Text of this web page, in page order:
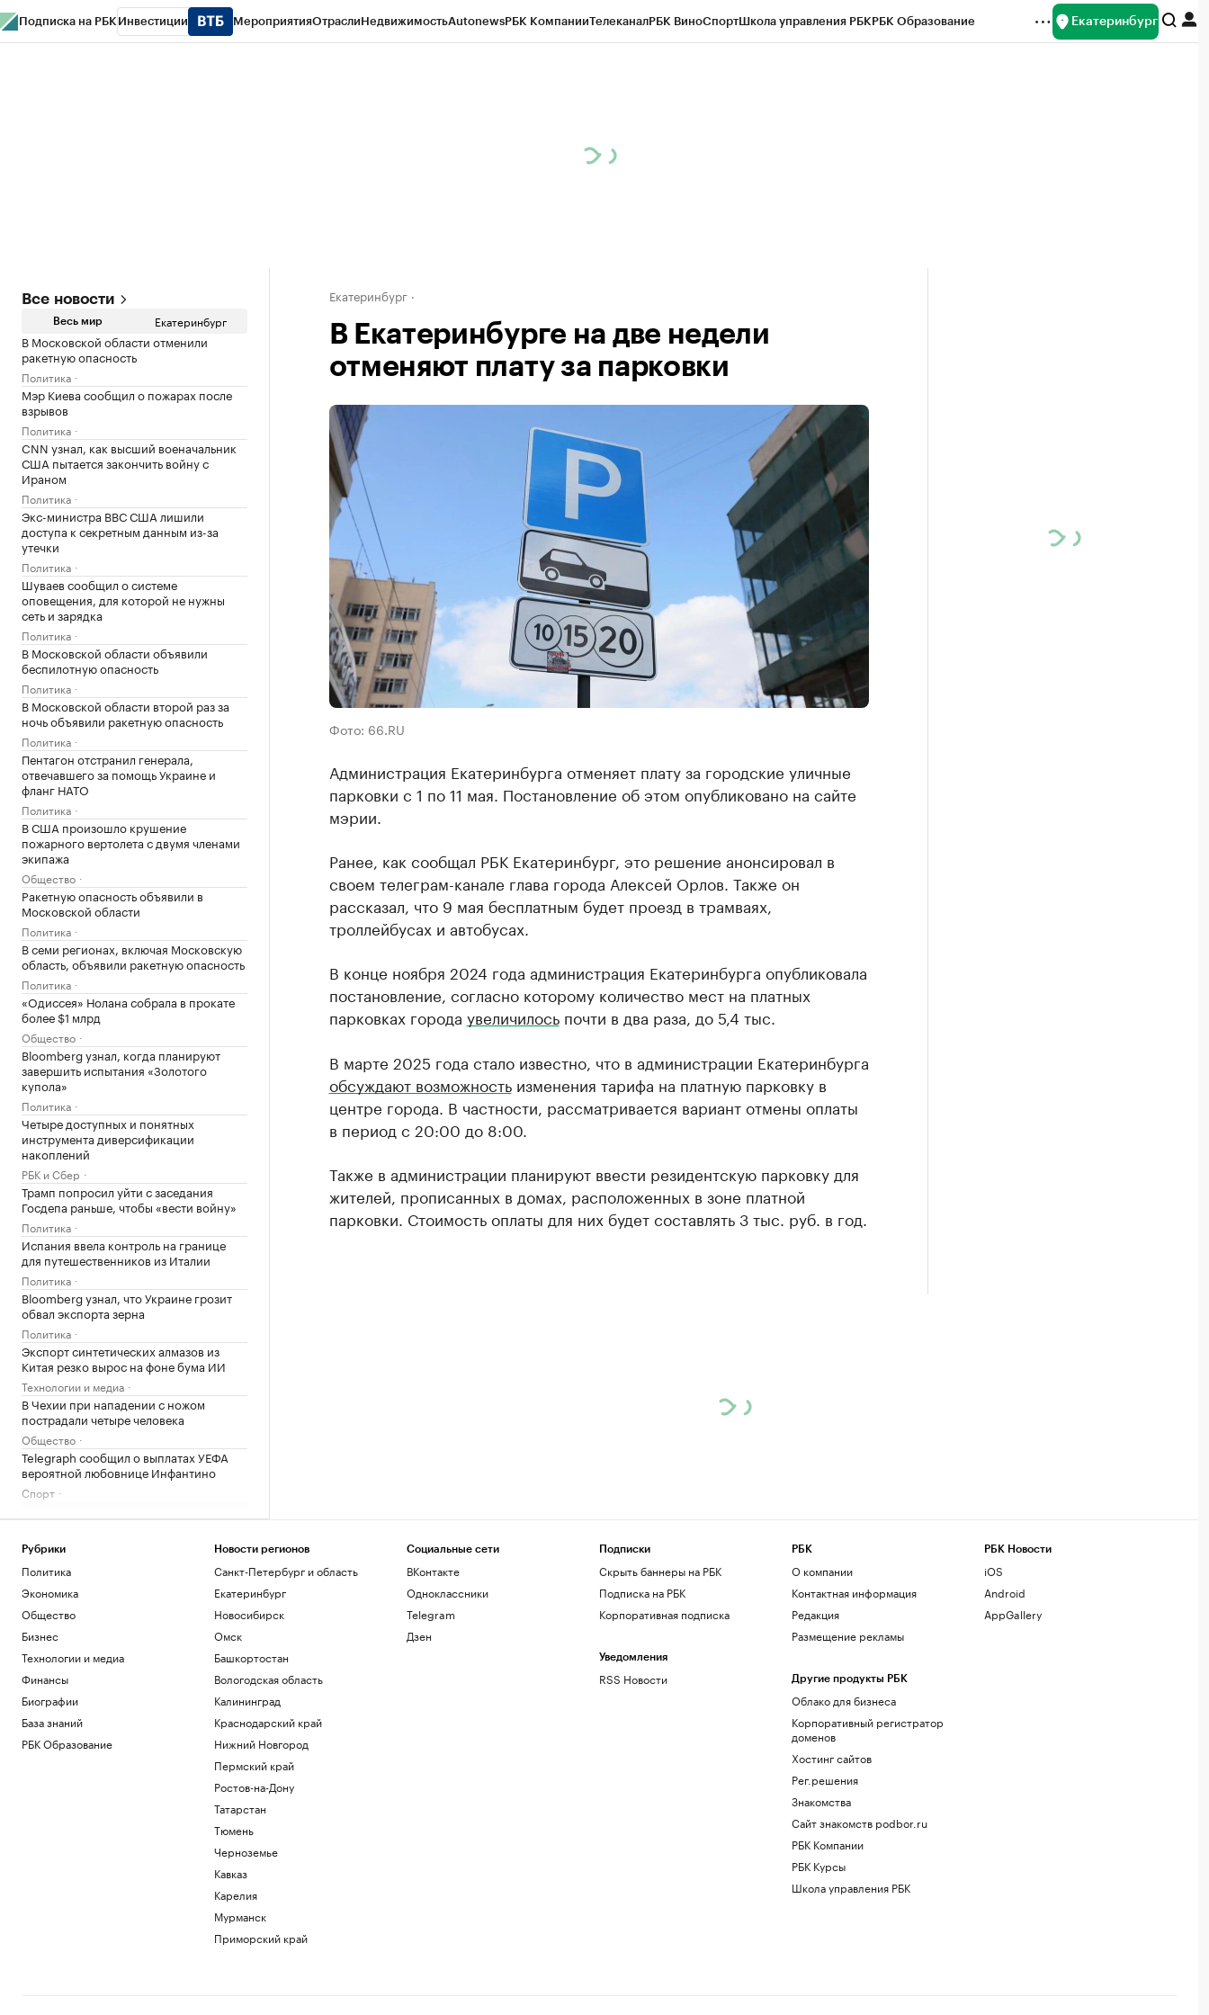
Подписка на РБК Инвестиции МероприятияОтраслиНедвижимостьAutonewsРБК КомпанииТелеканалРБК ВиноСпортШкола управления РБКРБК Образование Екатеринбург
Все новости
Весь мир Екатеринбург
В Московской области отменили
ракетную опасность
Политика
Мэр Киева сообщил о пожарах после
взрывов
Политика
CNN узнал, как высший военачальник
США пытается закончить войну с
Ираном
Политика
Экс-министра ВВС США лишили
доступа к секретным данным из-за
утечки
Политика
Шуваев сообщил о системе
оповещения, для которой не нужны
сеть и зарядка
Политика
В Московской области объявили
беспилотную опасность
Политика
В Московской области второй раз за
ночь объявили ракетную опасность
Политика
Пентагон отстранил генерала,
отвечавшего за помощь Украине и
фланг НАТО
Политика
В США произошло крушение
пожарного вертолета с двумя членами
экипажа
Общество
Ракетную опасность объявили в
Московской области
Политика
В семи регионах, включая Московскую
область, объявили ракетную опасность
Политика
«Одиссея» Нолана собрала в прокате
более $1 млрд
Общество
Bloomberg узнал, когда планируют
завершить испытания «Золотого
купола»
Политика
Четыре доступных и понятных
инструмента диверсификации
накоплений
РБК и Сбер
Трамп попросил уйти с заседания
Госдепа раньше, чтобы «вести войну»
Политика
Испания ввела контроль на границе
для путешественников из Италии
Политика
Bloomberg узнал, что Украине грозит
обвал экспорта зерна
Политика
Экспорт синтетических алмазов из
Китая резко вырос на фоне бума ИИ
Технологии и медиа
В Чехии при нападении с ножом
пострадали четыре человека
Общество
Telegraph сообщил о выплатах УЕФА
вероятной любовнице Инфантино
Спорт
Загрузить еще
Екатеринбург
В Екатеринбурге на две недели
отменяют плату за парковки
Фото: 66.RU
Администрация Екатеринбурга отменяет плату за городские уличные
парковки с 1 по 11 мая. Постановление об этом опубликовано на сайте
мэрии.
Ранее, как сообщал РБК Екатеринбург, это решение анонсировал в
своем телеграм-канале глава города Алексей Орлов. Также он
рассказал, что 9 мая бесплатным будет проезд в трамваях,
троллейбусах и автобусах.
В конце ноября 2024 года администрация Екатеринбурга опубликовала
постановление, согласно которому количество мест на платных
парковках города увеличилосьпочти в два раза, до 5,4 тыс.
В марте 2025 года стало известно, что в администрации Екатеринбурга
обсуждают возможностьизменения тарифа на платную парковку в
центре города. В частности, рассматривается вариант отмены оплаты
в период с 20:00 до 8:00.
Также в администрации планируют ввести резидентскую парковку для
жителей, прописанных в домах, расположенных в зоне платной
парковки. Стоимость оплаты для них будет составлять 3 тыс. руб. в год.
Рубрики
Политика
Экономика
Общество
Бизнес
Технологии и медиа
Финансы
Биографии
База знаний
РБК Образование
Новости регионов
Санкт-Петербург и область
Екатеринбург
Новосибирск
Омск
Башкортостан
Вологодская область
Калининград
Краснодарский край
Нижний Новгород
Пермский край
Ростов-на-Дону
Татарстан
Тюмень
Черноземье
Кавказ
Карелия
Мурманск
Приморский край
Социальные сети
ВКонтакте
Одноклассники
Telegram
Дзен
Подписки
Скрыть баннеры на РБК
Подписка на РБК
Корпоративная подписка
Уведомления
RSS Новости
РБК
О компании
Контактная информация
Редакция
Размещение рекламы
Другие продукты РБК
Облако для бизнеса
Корпоративный регистратор
доменов
Хостинг сайтов
Рег.решения
Знакомства
Сайт знакомств podbor.ru
РБК Компании
РБК Курсы
Школа управления РБК
РБК Новости
iOS
Android
AppGallery